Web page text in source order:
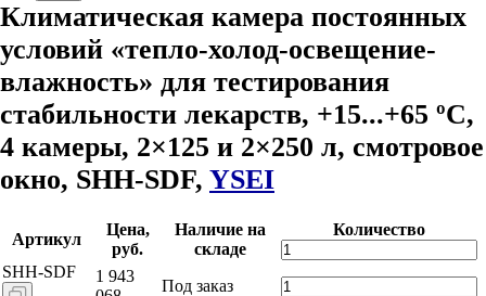
Климатическая камера постоянных
условий «тепло-холод-освещение-
влажность» для тестирования
стабильности лекарств, +15...+65 ºC,
4 камеры, 2×125 и 2×250 л, смотровое
окно, SHH-SDF, YSEI
Артикул
Цена,
руб.
Наличие на
складе
Количество
SHH-SDF
1 943
Под заказ